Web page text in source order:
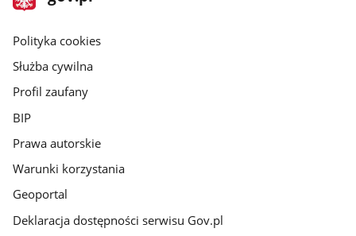
gov.pl
gov.pl
Polityka cookies
Służba cywilna
Profil zaufany
BIP
Prawa autorskie
Warunki korzystania
Geoportal
Deklaracja dostępności serwisu Gov.pl